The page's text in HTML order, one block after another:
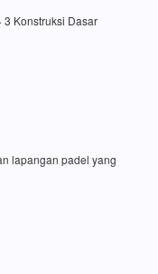
3 Konstruksi Dasar
lapangan padel yang